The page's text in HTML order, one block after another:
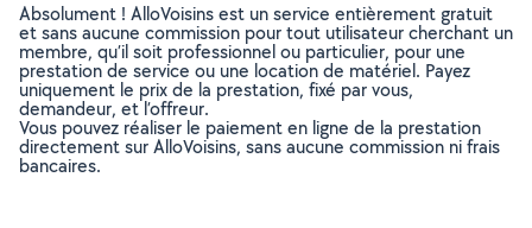
Absolument ! AlloVoisins est un service entièrement gratuit
et sans aucune commission pour tout utilisateur cherchant un
membre, qu’il soit professionnel ou particulier, pour une
prestation de service ou une location de matériel. Payez
uniquement le prix de la prestation, fixé par vous,
demandeur, et l’offreur.
Vous pouvez réaliser le paiement en ligne de la prestation
directement sur AlloVoisins, sans aucune commission ni frais
bancaires.